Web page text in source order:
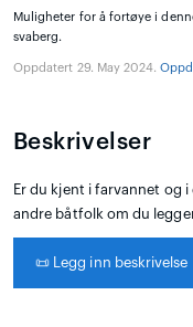
Muligheter for å fortøye i
svaberg.
Oppdatert 29. May 2024.
Beskrivelser
Er du kjent i farvannet og
andre båtfolk om du
📜 Legg inn beskrivelse